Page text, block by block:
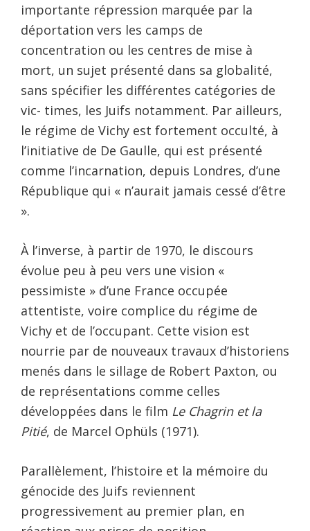
importante répression marquée par la
déportation vers les camps de
concentration ou les centres de mise à
mort, un sujet présenté dans sa globalité,
sans spécifier les différentes catégories de
vic- times, les Juifs notamment. Par ailleurs,
le régime de Vichy est fortement occulté, à
l’initiative de De Gaulle, qui est présenté
comme l’incarnation, depuis Londres, d’une
République qui « n’aurait jamais cessé d’être
».
À l’inverse, à partir de 1970, le discours
évolue peu à peu vers une vision «
pessimiste » d’une France occupée
attentiste, voire complice du régime de
Vichy et de l’occupant. Cette vision est
nourrie par de nouveaux travaux d’historiens
menés dans le sillage de Robert Paxton, ou
de représentations comme celles
développées dans le film Le Chagrin et la
Pitié, de Marcel Ophüls (1971).
Parallèlement, l’histoire et la mémoire du
génocide des Juifs reviennent
progressivement au premier plan, en